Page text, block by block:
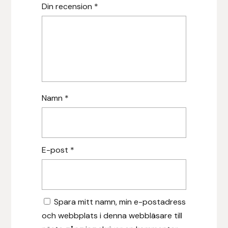
Din recension *
Namn *
E-post *
Spara mitt namn, min e-postadress
och webbplats i denna webbläsare till
Nammi Godis
Pharmakas
Professional’s Choice